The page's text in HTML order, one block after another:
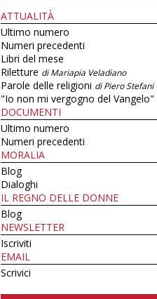
ATTUALITÀ
Ultimo numero
Numeri precedenti
Libri del mese
Riletture di Mariapia Veladiano
Parole delle religioni di Piero Stefani
"Io non mi vergogno del Vangelo"
DOCUMENTI
Ultimo numero
Numeri precedenti
MORALIA
Blog
Dialoghi
IL REGNO DELLE DONNE
Blog
NEWSLETTER
Iscriviti
EMAIL
Scrivici